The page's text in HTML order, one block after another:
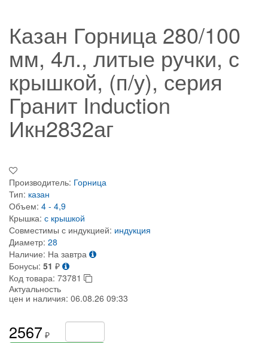
Казан Горница 280/100
мм, 4л., литые ручки, с
крышкой, (п/у), серия
Гранит Induction
Икн2832аг
Производитель: Горница
Тип: казан
Объем: 4 - 4,9
Крышка: с крышкой
Совместимы с индукцией: индукция
Диаметр: 28
Наличие: На завтра
Бонусы: 51 ₽
Код товара: 73781
Актуальность
цен и наличия: 06.08.26 09:33
2567 ₽